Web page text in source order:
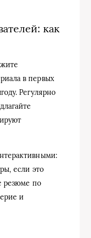
как
в первых
Регулярно
если это
резюме по
и